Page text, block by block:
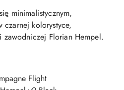
minimalistycznym,
czarnej kolorystyce,
zawodniczej Florian Hempel.
Flight